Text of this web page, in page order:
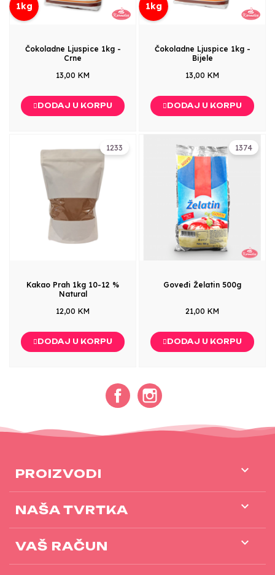
1kg
Čokoladne Ljuspice 1kg -
Crne
13,00 KM
DODAJ U KORPU
1kg
Čokoladne Ljuspice 1kg -
Bijele
13,00 KM
DODAJ U KORPU
1233
Kakao Prah 1kg 10-12 %
Natural
12,00 KM
DODAJ U KORPU
1374
Goveđi Želatin 500g
21,00 KM
DODAJ U KORPU
Facebook
PROIZVODI 
NAŠA TVRTKA 
VAŠ RAČUN 